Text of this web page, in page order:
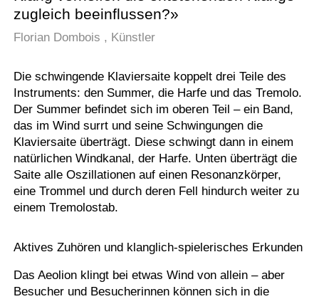
zugleich beeinflussen?»
Florian Dombois , Künstler
Die schwingende Klaviersaite koppelt drei Teile des
Instruments: den Summer, die Harfe und das Tremolo.
Der Summer befindet sich im oberen Teil – ein Band,
das im Wind surrt und seine Schwingungen die
Klaviersaite überträgt. Diese schwingt dann in einem
natürlichen Windkanal, der Harfe. Unten überträgt die
Saite alle Oszillationen auf einen Resonanzkörper,
eine Trommel und durch deren Fell hindurch weiter zu
einem Tremolostab.
Aktives Zuhören und klanglich-spielerisches Erkunden
Das Aeolion klingt bei etwas Wind von allein – aber
Besucher und Besucherinnen können sich in die